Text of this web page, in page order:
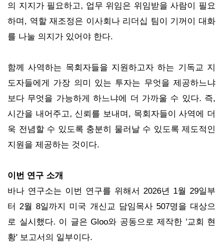
의 지지가 필요하고, 업무 위임은 위임받을 사람이 필요
하며, 역할 재조정은 이사회나 리더십 팀이 기꺼이 대화
를 나눌 의지가 있어야 한다.
함께 사역하는 목회자들을 지원하고자 하는 기독교 지
도자들에게 가장 의미 있는 투자는 무엇을 제공하느냐
보다 무엇을 가능하게 하느냐에 더 가까울 수 있다. 즉,
시간을 내어주고, 신뢰를 보내며, 목회자들이 사역에 더
욱 전념할 수 있도록 충분히 물러날 수 있도록 제도적인
지원을 제공하는 것이다.
이번 연구 소개
바나 연구소는 이번 연구를 위해서 2026년 1월 29일부
터 2월 8일까지 미국 개신교 담임목사 507명을 대상으
로 실시했다. 이 글은 Gloo와 공동으로 제작한 '교회 현
황' 보고서의 일부이다.